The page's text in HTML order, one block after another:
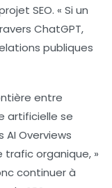
SEO. « Si un
ChatGPT,
publiques
entre
artificielle se
AI Overviews
trafic organique, »
continuer à